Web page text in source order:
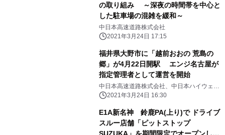
の取り組み ～深夜の時間帯を中心と
した駐車場の混雑を緩和～
中日本高速道路株式会社
2021年3月24日 17:15
福井県大野市に「越前おおの 荒島の
郷」が4月22日開駅 エンジ名古屋が
指定管理者として運営を開始
中日本高速道路株式会社、中日本ハイウェ
イ・エンジニアリング名古屋株式会社
2021年3月24日 16:30
E1A新名神 鈴鹿PA(上り)で ドライブ
スルー店舗「ピットストップ
SUZUKA」を期間限定でオープンしま